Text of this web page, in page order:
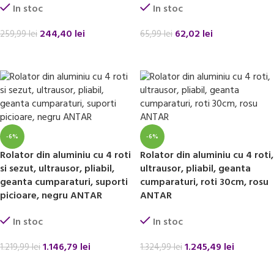
In stoc
259,99lei 244,40 lei
In stoc
65,99lei 62,02 lei
-6%
Rolator din aluminiu cu 4 roti
si sezut, ultrausor, pliabil,
geanta cumparaturi, suporti
picioare, negru ANTAR
In stoc
1.219,99lei1.146,79 lei
-6%
Rolator din aluminiu cu 4 roti,
ultrausor, pliabil, geanta
cumparaturi, roti 30cm, rosu
ANTAR
In stoc
1.324,99lei1.245,49 lei